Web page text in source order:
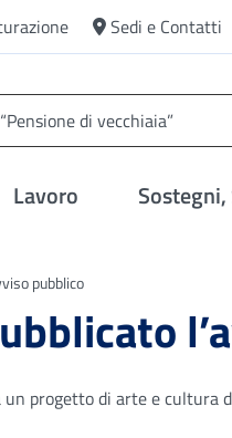
Sedi e Contatti
Lavoro
pubblico
progetto di arte e cultura